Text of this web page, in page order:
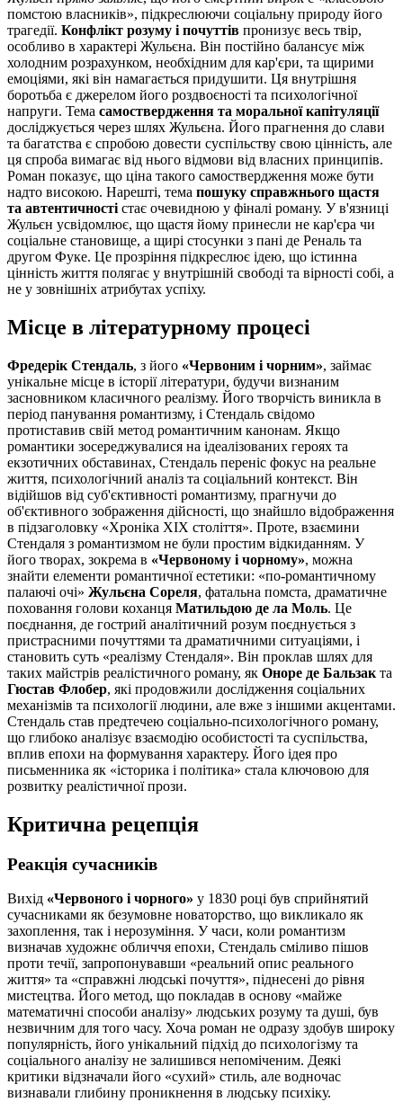
помстою власників», підкреслюючи соціальну природу його
трагедії. Конфлікт розуму і почуттів пронизує весь твір,
особливо в характері Жульєна. Він постійно балансує між
холодним розрахунком, необхідним для кар'єри, та щирими
емоціями, які він намагається придушити. Ця внутрішня
боротьба є джерелом його роздвоєності та психологічної
напруги. Тема самоствердження та моральної капітуляції
досліджується через шлях Жульєна. Його прагнення до слави
та багатства є спробою довести суспільству свою цінність, але
ця спроба вимагає від нього відмови від власних принципів.
Роман показує, що ціна такого самоствердження може бути
надто високою. Нарешті, тема пошуку справжнього щастя
та автентичності стає очевидною у фіналі роману. У в'язниці
Жульєн усвідомлює, що щастя йому принесли не кар'єра чи
соціальне становище, а щирі стосунки з пані де Реналь та
другом Фуке. Це прозріння підкреслює ідею, що істинна
цінність життя полягає у внутрішній свободі та вірності собі, а
не у зовнішніх атрибутах успіху.
Місце в літературному процесі
Фредерік Стендаль, з його «Червоним і чорним», займає
унікальне місце в історії літератури, будучи визнаним
засновником класичного реалізму. Його творчість виникла в
період панування романтизму, і Стендаль свідомо
протиставив свій метод романтичним канонам. Якщо
романтики зосереджувалися на ідеалізованих героях та
екзотичних обставинах, Стендаль переніс фокус на реальне
життя, психологічний аналіз та соціальний контекст. Він
відійшов від суб'єктивності романтизму, прагнучи до
об'єктивного зображення дійсності, що знайшло відображення
в підзаголовку «Хроніка XIX століття». Проте, взаємини
Стендаля з романтизмом не були простим відкиданням. У
його творах, зокрема в «Червоному і чорному», можна
знайти елементи романтичної естетики: «по-романтичному
палаючі очі» Жульєна Сореля, фатальна помста, драматичне
поховання голови коханця Матильдою де ла Моль. Це
поєднання, де гострий аналітичний розум поєднується з
пристрасними почуттями та драматичними ситуаціями, і
становить суть «реалізму Стендаля». Він проклав шлях для
таких майстрів реалістичного роману, як Оноре де Бальзак та
Гюстав Флобер, які продовжили дослідження соціальних
механізмів та психології людини, але вже з іншими акцентами.
Стендаль став предтечею соціально-психологічного роману,
що глибоко аналізує взаємодію особистості та суспільства,
вплив епохи на формування характеру. Його ідея про
письменника як «історика і політика» стала ключовою для
розвитку реалістичної прози.
Критична рецепція
Реакція сучасників
Вихід «Червоного і чорного» у 1830 році був сприйнятий
сучасниками як безумовне новаторство, що викликало як
захоплення, так і нерозуміння. У часи, коли романтизм
визначав художнє обличчя епохи, Стендаль сміливо пішов
проти течії, запропонувавши «реальний опис реального
життя» та «справжні людські почуття», піднесені до рівня
мистецтва. Його метод, що покладав в основу «майже
математичні способи аналізу» людських розуму та душі, був
незвичним для того часу. Хоча роман не одразу здобув широку
популярність, його унікальний підхід до психологізму та
соціального аналізу не залишився непоміченим. Деякі
критики відзначали його «сухий» стиль, але водночас
визнавали глибину проникнення в людську психіку.